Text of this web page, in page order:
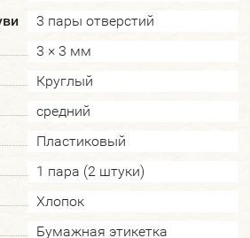
3 пары отверстий
3 × 3 мм
Круглый
средний
Пластиковый
1 пара (2 штуки)
Хлопок
Бумажная этикетка